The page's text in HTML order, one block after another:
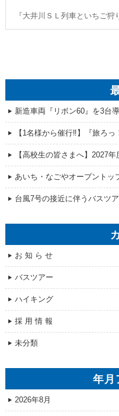
『大井川ＳＬ列車といちご狩
新造車両『リボン60』を3台
【1名様から催行‼】『旅ろっ！愛
【高校生の皆さまへ】2027
あいち・なごやオープントッ
台風7号の接近に伴うバスツア
お 知 ら せ
バスツアー
ハイキング
採 用 情 報
未分類
年月
2026年8月